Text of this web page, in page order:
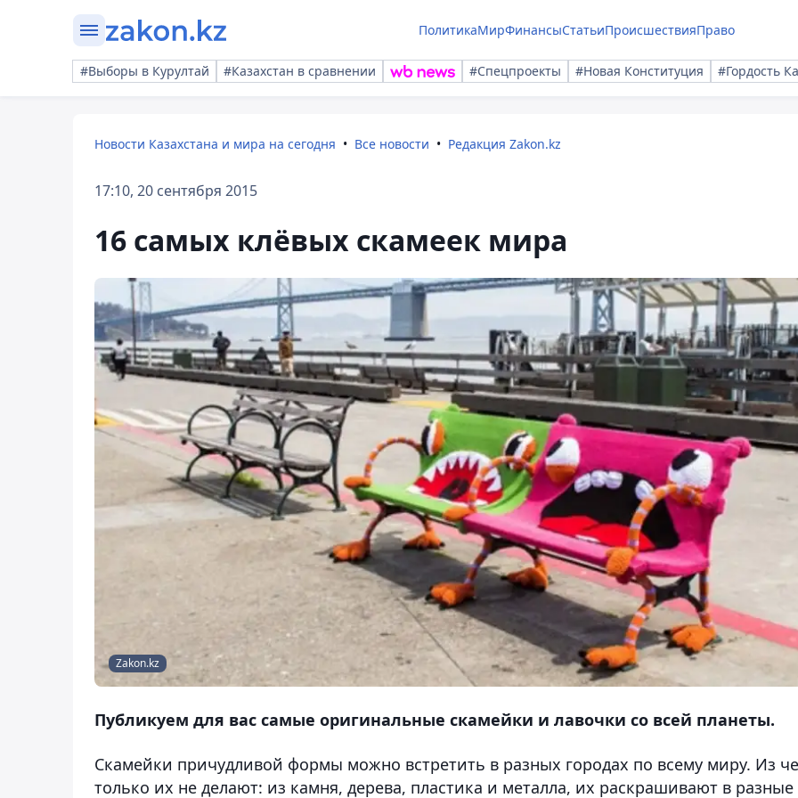
ПолитикаМирФинансыСтатьиПроисшествияПраво
#Выборы в Курултай #Казахстан в сравнении #Спецпроекты #Новая Конституция #Гордость
Новости Казахстана и мира на сегодня Все новости Редакция Zakon.kz
17:10, 20 сентября 2015
16 самых клёвых скамеек мира
Zakon.kz
Публикуем для вас самые оригинальные скамейки и лавочки со всей планеты.
Скамейки причудливой формы можно встретить в разных городах по всему миру. Из
только их не делают: из камня, дерева, пластика и металла, их раскрашивают в разные